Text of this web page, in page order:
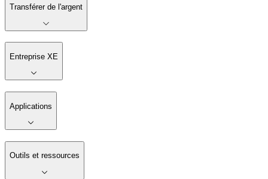
Transférer de l'argent
Entreprise XE
Applications
Outils et ressources